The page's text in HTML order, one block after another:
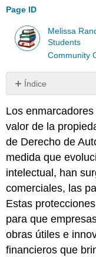
Page ID
Melissa
Students
Community
Índice
Sin
Los
valor de la
de Derecho de
medida que
intelectual, han
comerciales, las
Estas
para que
obras útiles e
financieros que